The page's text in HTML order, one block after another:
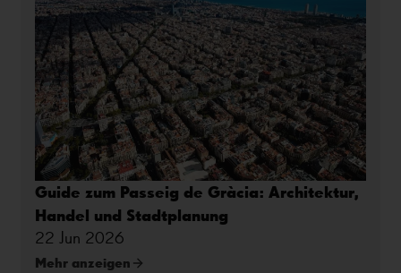
Guide zum Passeig de Gràcia: Architektur,
Handel und Stadtplanung
22 Jun 2026
Mehr anzeigen